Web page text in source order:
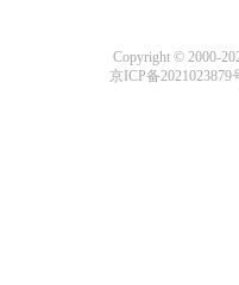
Copyright © 2000-
京ICP备2021023879